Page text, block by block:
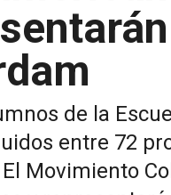
de la
entre 72
El Movimiento